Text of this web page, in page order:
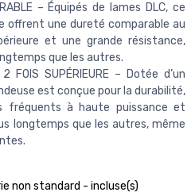
– Équipés de lames DLC, ce
une dureté comparable au
et une grande résistance,
que les autres.
FOIS SUPÉRIEURE – Dotée d’un
est conçue pour la durabilité,
fréquents à haute puissance et
longtemps que les autres, même
non standard - incluse(s)